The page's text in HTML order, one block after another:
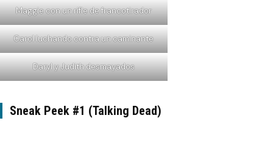
Maggie con un rifle de francotirador
Carol luchando contra un caminante
Daryl y Judith desmayados
Sneak Peek #1 (Talking Dead)